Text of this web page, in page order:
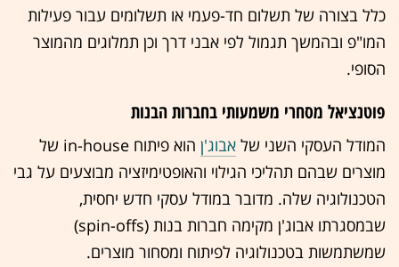
כלל בצורה של תשלום חד-פעמי או תשלומים עבור פעילות
המו"פ ובהמשך תגמול לפי אבני דרך וכן תמלוגים מהמוצר
הסופי.
פוטנציאל מסחרי משמעותי בחברות הבנות
המודל העסקי השני של אבוג'ן
הוא פיתוח in-house של
מוצרים שבהם תהליכי הגילוי והאופטימיזציה מבוצעים על גבי
הטכנולוגיה שלה. מדובר במודל עסקי חדש יחסית,
שבמסגרתו אבוג'ן מקימה חברות בנות (spin-offs)
שמשתמשות בטכנולוגיה לפיתוח ומסחור מוצרים.